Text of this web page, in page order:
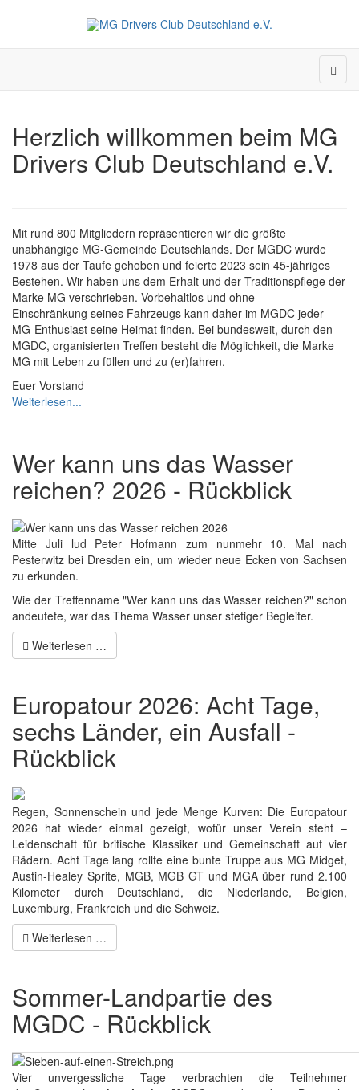
Herzlich willkommen beim MG
Drivers Club Deutschland e.V.
Mit rund 800 Mitgliedern repräsentieren wir die größte
unabhängige MG-Gemeinde Deutschlands. Der MGDC wurde
1978 aus der Taufe gehoben und feierte 2023 sein 45-jähriges
Bestehen. Wir haben uns dem Erhalt und der Traditionspflege der
Marke MG verschrieben. Vorbehaltlos und ohne
Einschränkung seines Fahrzeugs kann daher im MGDC jeder
MG-Enthusiast seine Heimat finden. Bei bundesweit, durch den
MGDC, organisierten Treffen besteht die Möglichkeit, die Marke
MG mit Leben zu füllen und zu (er)fahren.
Euer Vorstand
Weiterlesen...
Wer kann uns das Wasser
reichen? 2026 - Rückblick
Mitte Juli lud Peter Hofmann zum nunmehr 10. Mal nach
Pesterwitz bei Dresden ein, um wieder neue Ecken von Sachsen
zu erkunden.
Wie der Treffenname "Wer kann uns das Wasser reichen?" schon
andeutete, war das Thema Wasser unser stetiger Begleiter.
Weiterlesen …
Europatour 2026: Acht Tage,
sechs Länder, ein Ausfall -
Rückblick
Regen, Sonnenschein und jede Menge Kurven: Die Europatour
2026 hat wieder einmal gezeigt, wofür unser Verein steht –
Leidenschaft für britische Klassiker und Gemeinschaft auf vier
Rädern. Acht Tage lang rollte eine bunte Truppe aus MG Midget,
Austin-Healey Sprite, MGB, MGB GT und MGA über rund 2.100
Kilometer durch Deutschland, die Niederlande, Belgien,
Luxemburg, Frankreich und die Schweiz.
Weiterlesen …
Sommer-Landpartie des
MGDC - Rückblick
Vier unvergessliche Tage verbrachten die Teilnehmer